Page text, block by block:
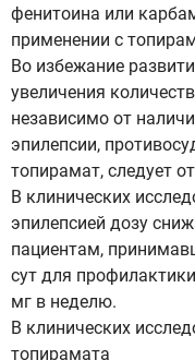
фенитоина или
применении с
Во избежание
увеличения
независимо от
эпилепсии,
топирамат, следует
В клинических
эпилепсией дозу
пациентам,
сут для
мг в неделю.
В клинических
топирамата